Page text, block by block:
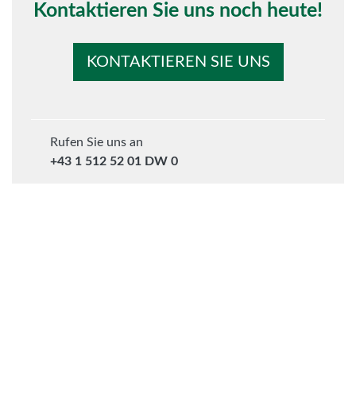
Kontaktieren Sie uns noch heute!
KONTAKTIEREN SIE UNS
Rufen Sie uns an
+43 1 512 52 01 DW 0